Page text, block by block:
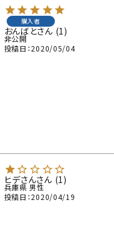
購入者
おんばと 1
非公開
投稿日 2020/05/04
ヒデさん 1
兵庫県 男性
投稿日 2020/04/19